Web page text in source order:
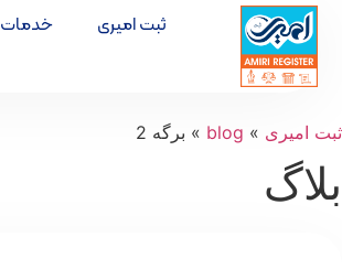
ثبت امیری خدمات
ثبت امیری »
blog
» برگه 2
بلاگ